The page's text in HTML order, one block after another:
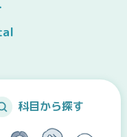
科目から探す